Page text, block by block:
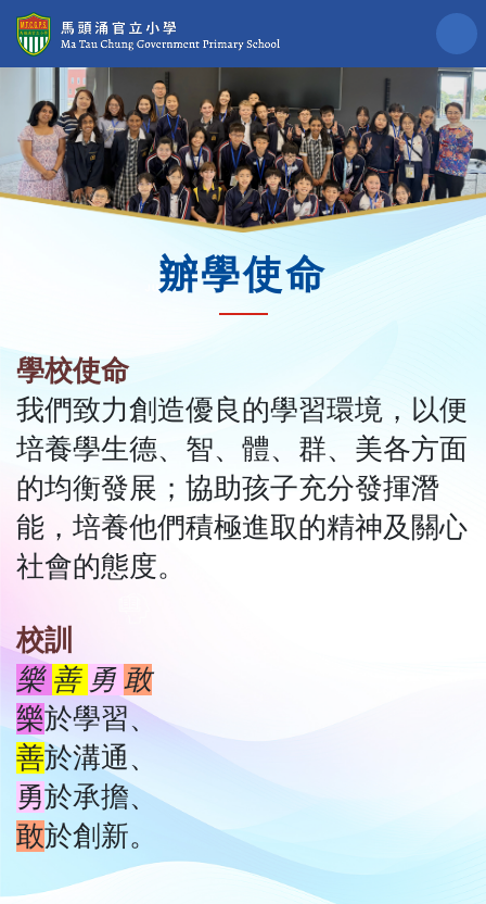
辧學使命
學校使命
我們致力創造優良的學習環境，以便
培養學生德、智、體、群、美各方面
的均衡發展；協助孩子充分發揮潛
能，培養他們積極進取的精神及關心
社會的態度。
校訓
樂 善 勇 敢
樂於學習、
善於溝通、
勇於承擔、
敢於創新。